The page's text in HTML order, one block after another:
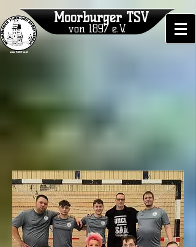
Moorburger TSV
von 1897 e.V.